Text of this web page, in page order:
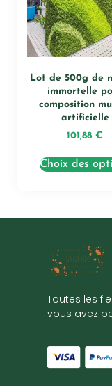
Lot de 500g de
immortelle
composition
artificielle
101,88 €
Choix des
Toutes les
vous avez